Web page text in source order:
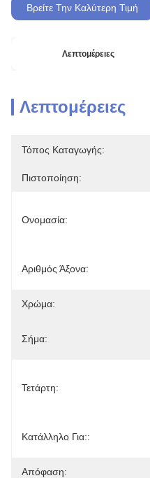
Βρείτε Την Καλύτερη Τιμή
Λεπτομέρειες
Λεπτομέρειες
Τόπος Καταγωγής:
Πιστοποίηση:
Ονομασία:
Αριθμός Άξονα:
Χρώμα:
Σήμα:
Τετάρτη:
Κατάλληλο Για::
Απόφαση: